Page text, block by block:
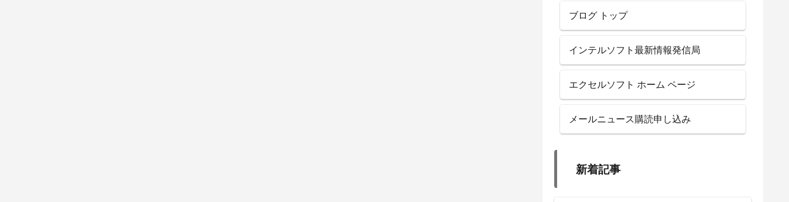
ブログ トップ
インテルソフト最新情報発信局
エクセルソフト ホーム ページ
メールニュース購読申し込み
新着記事